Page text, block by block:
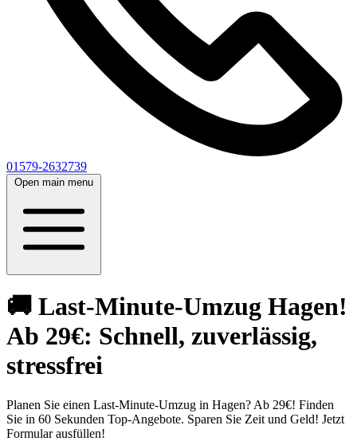
01579-2632739
Open main menu
🚚 Last-Minute-Umzug Hagen!
Ab 29€: Schnell, zuverlässig,
stressfrei
Planen Sie einen Last-Minute-Umzug in Hagen? Ab 29€! Finden
Sie in 60 Sekunden Top-Angebote. Sparen Sie Zeit und Geld! Jetzt
Formular ausfüllen!